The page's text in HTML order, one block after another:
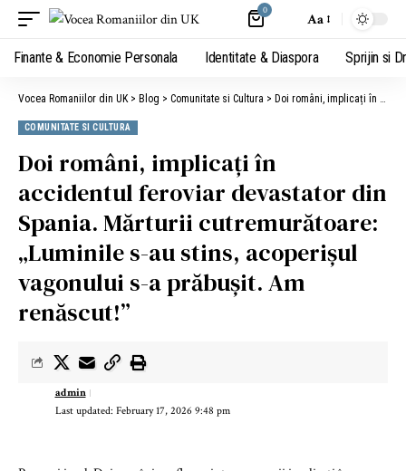
0 Aa
Finante & Economie Personala Identitate & Diaspora Sprijin si
Vocea Romaniilor din UK> Blog > Comunitate si Cultura > Doi români, implicați în accidentul feroviar devastator din Spania. Mărturii cutremurătoare: „Luminile s-au stins, acoperișul vagonului s-a prăbușit. Am renăscut!”
COMUNITATE SI CULTURA
Doi români, implicați în
accidentul feroviar devastator din
Spania. Mărturii cutremurătoare:
„Luminile s-au stins, acoperișul
vagonului s-a prăbușit. Am
renăscut!”
Last updated: February 17, 2026 9:48 pm
admin